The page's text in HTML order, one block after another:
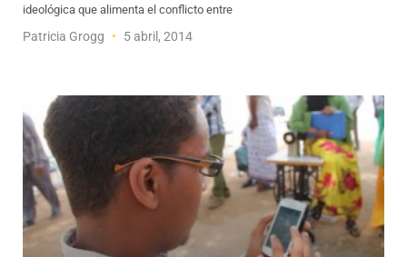
ideológica que alimenta el conflicto entre
Patricia Grogg 5 abril, 2014